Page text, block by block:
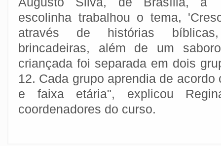
escolinha trabalhou o tema,
através de histórias
brincadeiras, além de um
criançada foi separada em dois
12. Cada grupo aprendia de
e faixa etária", explicou
coordenadores do curso.